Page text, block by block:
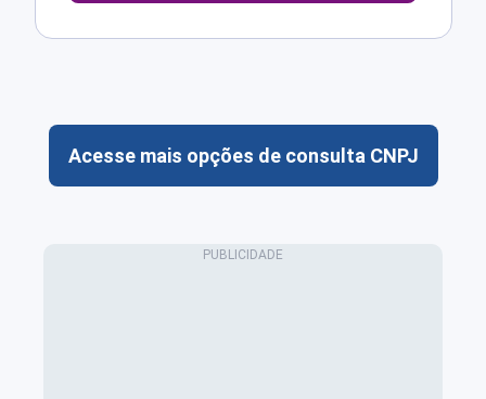
Acesse mais opções de consulta CNPJ